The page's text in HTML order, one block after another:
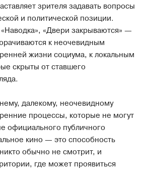
зрителя задавать вопросы
и политической позиции.
«Двери закрываются» —
к неочевидным
жизни социума, к локальным
скрыты от ставшего
далекому, неочевидному
процессы, которые не могут
официального публичного
кино — это способность
обычно не смотрит, и
где может проявиться